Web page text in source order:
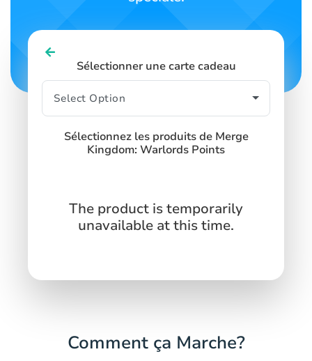
Sélectionner une carte cadeau
Sélectionnez les produits de Merge
Kingdom: Warlords Points
The product is temporarily
unavailable at this time.
Comment ça Marche?